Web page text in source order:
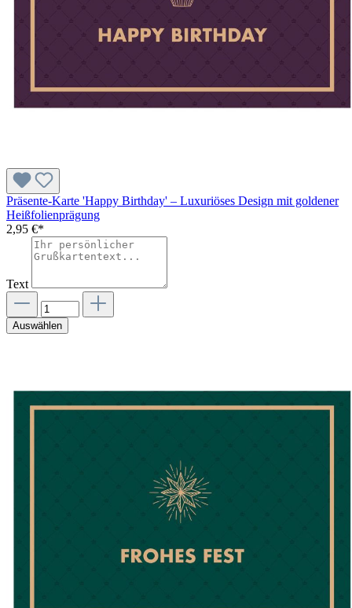
Präsente-Karte 'Happy Birthday' – Luxuriöses Design mit goldener
Heißfolienprägung
2,95 €*
Text
Auswählen